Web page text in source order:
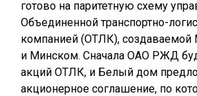
готово на паритетную схему
Объединенной транспортно-
компанией (ОТЛК), создаваемой
и Минском. Сначала ОАО РЖД
акций ОТЛК, и Белый дом
акционерное соглашение, по